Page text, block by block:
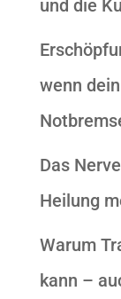
und die
wenn
Das
Heilung
Warum
kann –